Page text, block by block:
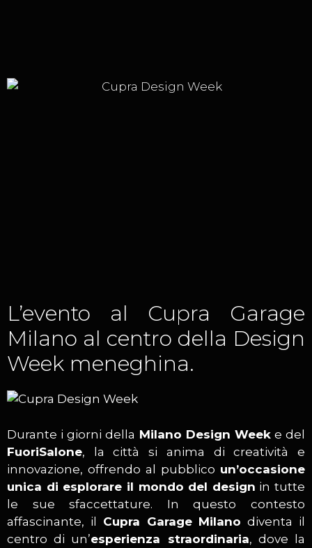
L’evento al Cupra Garage
Milano al centro della Design
Week meneghina.
Durante i giorni della Milano Design Weeke del
FuoriSalone, la città si anima di creatività e
innovazione, offrendo al pubblico un’occasione
unica di esplorare il mondo del design in tutte
le sue sfaccettature. In questo contesto
affascinante, il Cupra Garage Milano diventa il
centro di un’esperienza straordinaria, dove la